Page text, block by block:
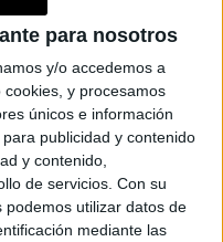
para nosotros
y/o accedemos a
y procesamos
únicos e información
publicidad y contenido
y contenido,
de servicios. Con su
podemos utilizar datos de
mediante las
Break BATimes
derechos reservados
Nro. 5346433